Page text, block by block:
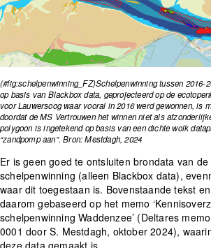
(#fig:schelpenwinning_FZ)Schelpenwinning tussen 2016-
op basis van Blackbox data, geprojecteerd op de
voor Lauwersoog waar vooral in 2016 werd gewonnen, is
doordat de MS Vertrouwen het winnen niet als
polygoon is ingetekend op basis van een dichte wolk
“zandpomp aan”. Bron: Mestdagh, 2024
Er is geen goed te ontsluiten brondata van
schelpenwinning (alleen Blackbox data),
waar dit toegestaan is. Bovenstaande tekst
daarom gebaseerd op het memo
schelpenwinning Waddenzee’ (Deltares
0001 door S. Mestdagh, oktober 2024),